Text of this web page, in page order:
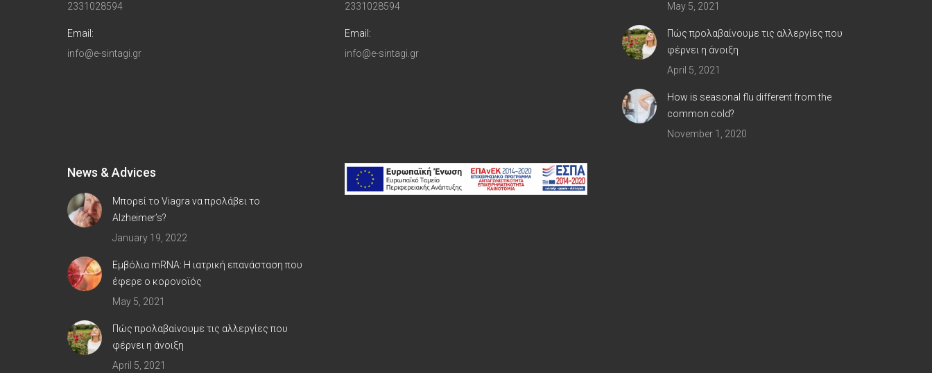
2331028594
Email:
info@e-sintagi.gr
2331028594
Email:
info@e-sintagi.gr
May 5, 2021
Πώς προλαβαίνουμε τις αλλεργίες που
φέρνει η άνοιξη
April 5, 2021
How is seasonal flu different from the
common cold?
November 1, 2020
News & Advices
Μπορεί το Viagra να προλάβει το
Alzheimer’s?
January 19, 2022
Εμβόλια mRNA: Η ιατρική επανάσταση που
έφερε ο κορoνοϊός
May 5, 2021
Πώς προλαβαίνουμε τις αλλεργίες που
φέρνει η άνοιξη
April 5, 2021